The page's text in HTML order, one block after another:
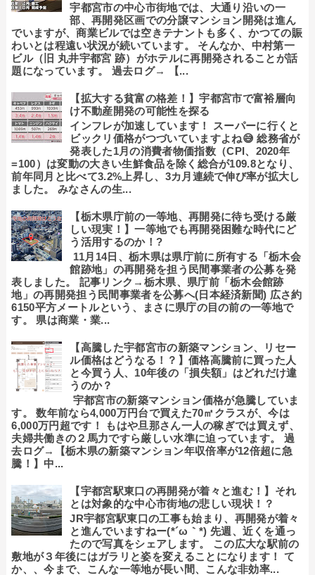
宇都宮市の中心市街地では、大通り沿いの一
部、再開発区画での分譲マンション開発は進ん
でいますが、商業ビルでは空きテナントも多く、かつての賑
わいとは程遠い状況が続いています。 そんなか、中村第一
ビル（旧 丸井宇都宮 跡）がホテルに再開発されることが話
題になっています。 過去ログ→ 【...
【拡大する貧富の格差！】宇都宮市で富裕層向
け不動産開発の可能性を探る
インフレが加速しています！ スーパーに行くと
ビックリ価格がつづいていますよね😅 総務省が
発表した1月の消費者物価指数（CPI、2020年
=100）は変動の大きい生鮮食品を除く総合が109.8となり、
前年同月と比べて3.2%上昇し、3カ月連続で伸び率が拡大し
ました。 みなさんの生...
【栃木県庁前の一等地、再開発に待ち受ける厳
しい現実！】一等地でも再開発困難な時代にど
う活用するのか！?
11月14日、栃木県は県庁前に所有する「栃木会
館跡地」の再開発を担う民間事業者の公募を発
表しました。 記事リンク→栃木県、県庁前「栃木会館跡
地」の再開発担う民間事業者を公募へ(日本経済新聞) 広さ約
6150平方メートルという、まさに県庁の目の前の一等地で
す。 県は商業・業...
【高騰した宇都宮市の新築マンション、リセー
ル価格はどうなる！？】価格高騰前に買った人
と今買う人、10年後の「損失額」はどれだけ違
うのか？
宇都宮市の新築マンション価格が急騰していま
す。 数年前なら4,000万円台で買えた70㎡クラスが、今は
6,000万円超です！ もはや旦那さん一人の稼ぎでは買えず、
夫婦共働きの２馬力ですら厳しい水準に迫っています。 過
去ログ→【栃木県の新築マンション年収倍率が12倍超に急
騰！】中...
【宇都宮駅東口の再開発が着々と進む！】それ
とは対象的な中心市街地の悲しい現状！？
JR宇都宮駅東口の工事も始まり、再開発が着々
と進んでいますねー(*´ω｀*) 先週、近くを通っ
たので写真をシェアします。 この広大な駅前の
敷地が３年後にはガラリと姿を変えることになります！ て
か、、今まで、こんな一等地が長い間、こんな非効率...